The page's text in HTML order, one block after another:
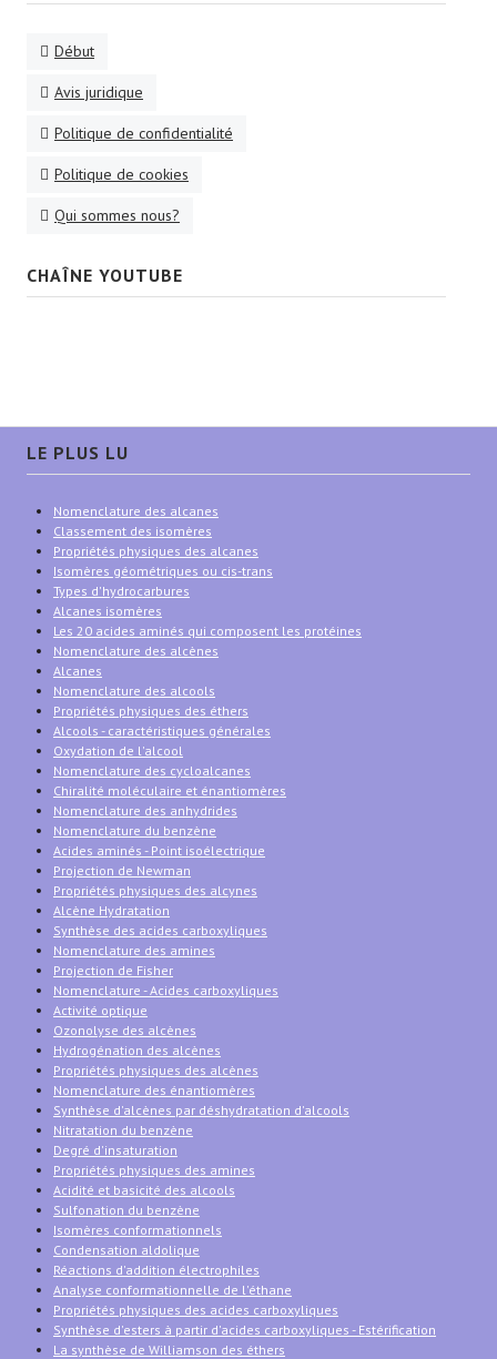
Début
Avis juridique
Politique de confidentialité
Politique de cookies
Qui sommes nous?
CHAÎNE YOUTUBE
LE PLUS LU
Nomenclature des alcanes
Classement des isomères
Propriétés physiques des alcanes
Isomères géométriques ou cis-trans
Types d'hydrocarbures
Alcanes isomères
Les 20 acides aminés qui composent les protéines
Nomenclature des alcènes
Alcanes
Nomenclature des alcools
Propriétés physiques des éthers
Alcools - caractéristiques générales
Oxydation de l'alcool
Nomenclature des cycloalcanes
Chiralité moléculaire et énantiomères
Nomenclature des anhydrides
Nomenclature du benzène
Acides aminés - Point isoélectrique
Projection de Newman
Propriétés physiques des alcynes
Alcène Hydratation
Synthèse des acides carboxyliques
Nomenclature des amines
Projection de Fisher
Nomenclature - Acides carboxyliques
Activité optique
Ozonolyse des alcènes
Hydrogénation des alcènes
Propriétés physiques des alcènes
Nomenclature des énantiomères
Synthèse d'alcènes par déshydratation d'alcools
Nitratation du benzène
Degré d'insaturation
Propriétés physiques des amines
Acidité et basicité des alcools
Sulfonation du benzène
Isomères conformationnels
Condensation aldolique
Réactions d'addition électrophiles
Analyse conformationnelle de l'éthane
Propriétés physiques des acides carboxyliques
Synthèse d'esters à partir d'acides carboxyliques - Estérification
La synthèse de Williamson des éthers